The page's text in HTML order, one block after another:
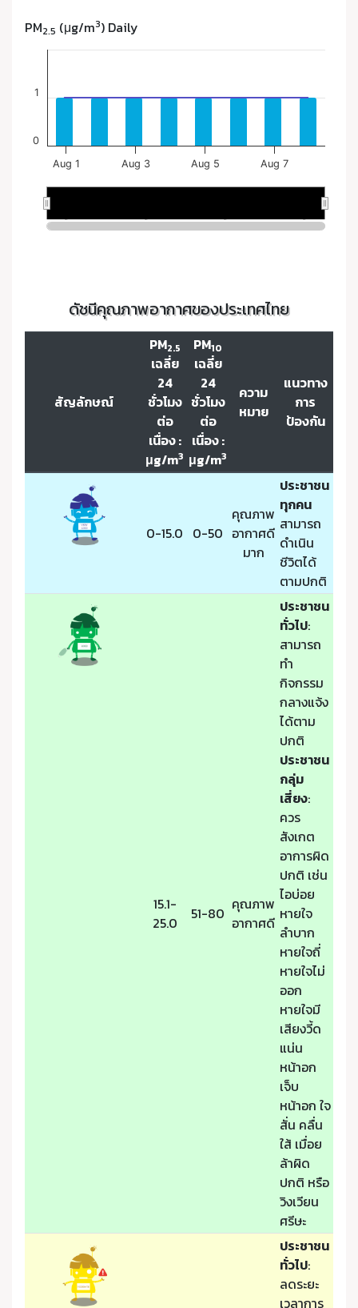
PM2.5 (μg/m3) Daily
ดัชนีคุณภาพอากาศของประเทศไทย
สัญลักษณ์
PM2.5
เฉลี่ย
24
ชั่วโมง
ต่อ
เนื่อง :
μg/m3
PM10
เฉลี่ย
24
ชั่วโมง
ต่อ
เนื่อง :
μg/m3
ความ
หมาย
แนวทาง
การ
ป้องกัน
0-15.0 0-50
คุณภาพ
อากาศดี
มาก
ประชาชน
ทุกคน
สามารถ
ดำเนิน
ชีวิตได้
ตามปกติ
15.1-
25.0
51-80 คุณภาพ
อากาศดี
ประชาชน
ทั่วไป:
สามารถ
ทำ
กิจกรรม
กลางแจ้ง
ได้ตาม
ปกติ
ประชาชน
กลุ่ม
เสี่ยง:
ควร
สังเกต
อาการผิด
ปกติ เช่น
ไอบ่อย
หายใจ
ลำบาก
หายใจถี่
หายใจไม่
ออก
หายใจมี
เสียงวี้ด
แน่น
หน้าอก
เจ็บ
หน้าอก ใจ
สั่น คลื่น
ใส้ เมื่อย
ล้าผิด
ปกติ หรือ
วิงเวียน
ศรีษะ
ประชาชน
ทั่วไป:
ลดระยะ
เวลาการ